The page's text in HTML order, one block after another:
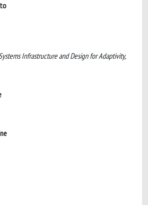
Infrastructure and Design for Adaptivity,